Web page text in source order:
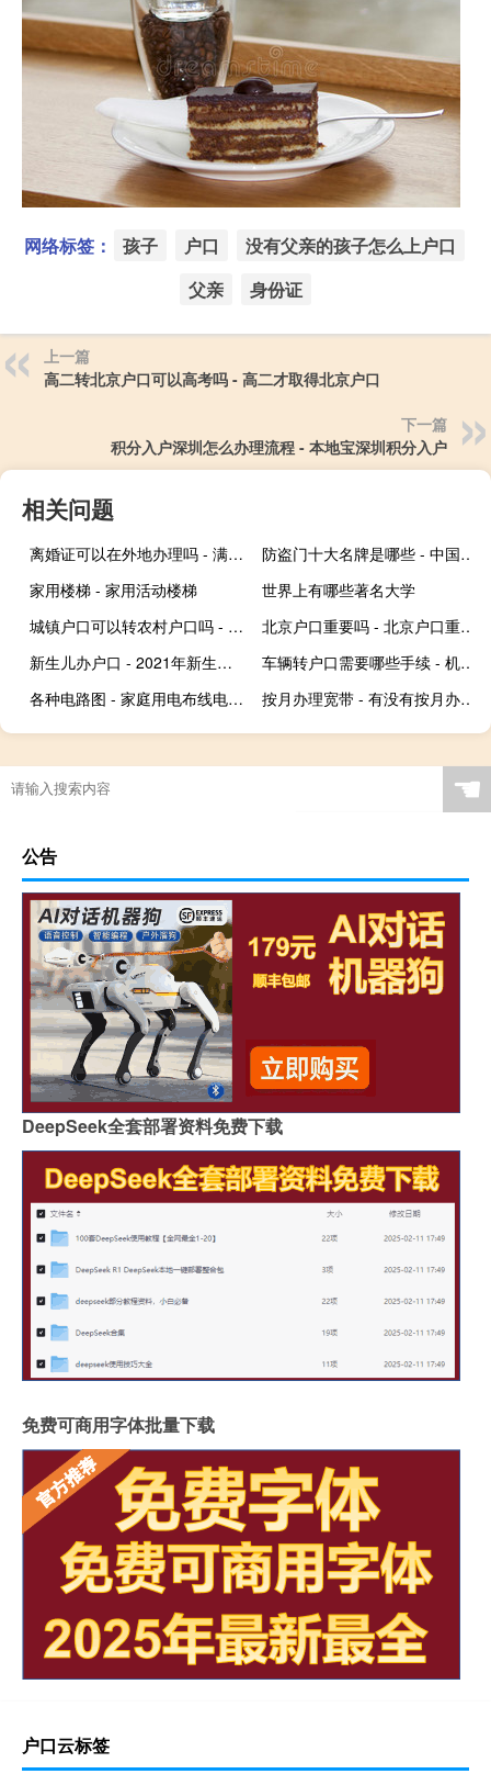
网络标签： 孩子 户口
没有父亲的孩子怎么上户口
父亲
身份证
上一篇
高二转北京户口可以高考吗 - 高二才取得北京户口
下一篇
积分入户深圳怎么办理流程 - 本地宝深圳积分入户
相关问题
离婚证可以在外地办理吗 - 满足三条必离婚
防盗门十大名牌是哪些 - 中国十大高端防盗门品牌排行
家用楼梯 - 家用活动楼梯
世界上有哪些著名大学
城镇户口可以转农村户口吗 - 怎样将城镇户口转为农村户口
北京户口重要吗 - 北京户口重要还是工作重要
新生儿办户口 - 2021年新生儿上户口流程
车辆转户口需要哪些手续 - 机动车转籍流程
各种电路图 - 家庭用电布线电路图
按月办理宽带 - 有没有按月办理的宽带
☚
公告
DeepSeek全套部署资料免费下载
免费可商用字体批量下载
户口云标签